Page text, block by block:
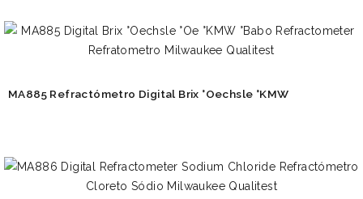
MA885 Refractómetro Digital Brix °Oechsle °KMW